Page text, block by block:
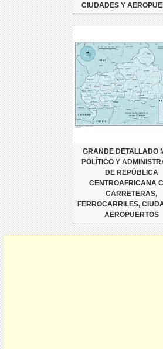
CIUDADES Y
GRANDE DETALLADO
POLÍTICO Y
DE REPÚBLICA
CENTROAFRICANA
CARRETERAS,
FERROCARRILES,
AEROPUERTOS